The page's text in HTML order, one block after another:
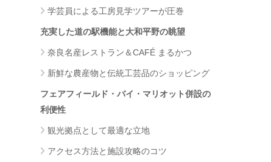
学芸員による工房見学ツアーが圧巻
充実した道の駅機能と大和平野の眺望
奈良名産レストラン＆CAFÉ まるかつ
新鮮な農産物と伝統工芸品のショッピング
フェアフィールド・バイ・マリオット併設の
利便性
観光拠点として最適な立地
アクセス方法と施設攻略のコツ